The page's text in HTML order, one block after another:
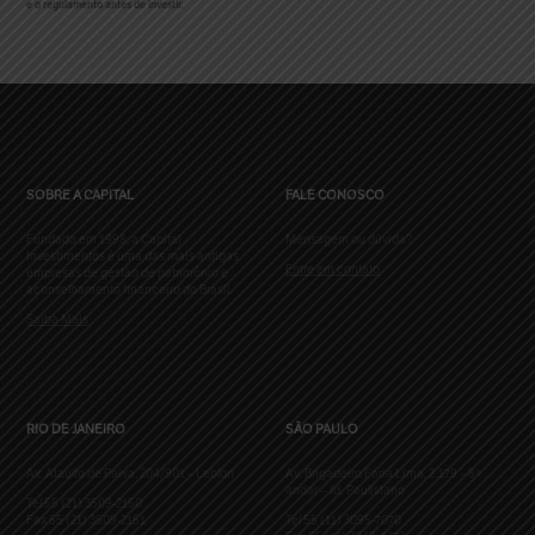
e o regulamento antes de investir.
SOBRE A CAPITAL
Fundada em 1998, a Capital
Investimentos é uma das mais antigas
empresas de gestão de patrimônio e
aconselhamento financeiro do Brasil.
Saiba Mais
FALE CONOSCO
Mensagem ou dúvida?
Entre em contato
RIO DE JANEIRO
Av. Ataulfo de Paiva, 204/901 – Leblon
Tel 55 (21) 3509-2150
Fax 55 (21) 3509-2151
SÃO PAULO
Av. Brigadeiro Faria Lima, 2.179 – 8º
andar – Jd. Paulistano
Tel 55 (11) 3095-7070